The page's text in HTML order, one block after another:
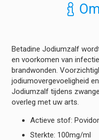
Betadine Jodiumzalf
en voorkomen van
brandwonden.
jodiumovergevoeligheid
Jodiumzalf tijdens
overleg met uw arts.
Actieve stof:
Sterkte: 100mg/ml